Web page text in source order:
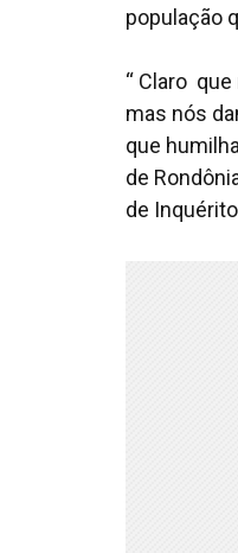
população
“ Claro
mas nós
que
de
de